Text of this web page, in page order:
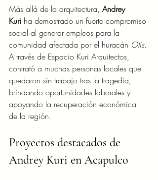
Más allá de la arquitectura, Andrey
Kuri ha demostrado un fuerte compromiso
social al generar empleos para la
comunidad afectada por el huracán Otis.
A través de Espacio Kuri Arquitectos,
contrató a muchas personas locales que
quedaron sin trabajo tras la tragedia,
brindando oportunidades laborales y
apoyando la recuperación económica
de la región.
Proyectos destacados de
Andrey Kuri en Acapulco